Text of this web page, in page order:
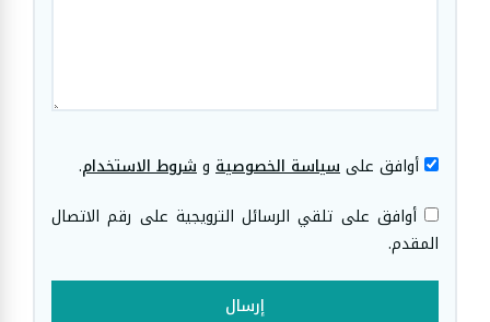
أوافق علىسياسة الخصوصية وشروط الاستخدام.
أوافق على تلقي الرسائل الترويجية على رقم الاتصال
المقدم.
إرسال